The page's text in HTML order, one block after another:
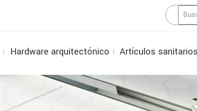
Hardware arquitectónico Artículos sanitarios